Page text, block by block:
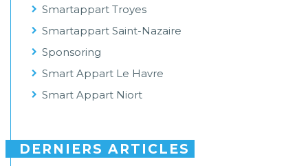
Smartappart Troyes
Smartappart Saint-Nazaire
Sponsoring
Smart Appart Le Havre
Smart Appart Niort
DERNIERS ARTICLES